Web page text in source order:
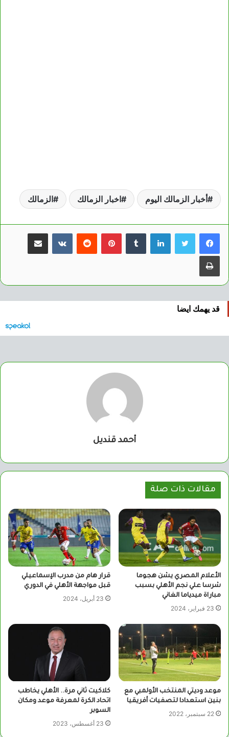
أخبار الزمالك اليوم اخبار الزمالك الزمالك
لينكدإن بينتيريست مشاركة عبر البريد
طباعة
قد يهمك ايضا
أحمد قنديل
مقالات ذات صلة
الأعلام المصري يشن هجوما
شرسا علي نجم الأهلي بسبب
مباراة ميدياما الغاني
23 فبراير، 2024
قرار هام من مدرب الإسماعيلي
قبل مواجهة الأهلي في الدوري
23 أبريل، 2024
موعد وديتي المنتخب الأولمبي مع
بنين استعدادا لتصفيات أفريقيا
22 سبتمبر، 2022
كلاكيت ثاني مرة.. الأهلي يخاطب
اتحاد الكرة لمعرفة موعد ومكان
السوبر
23 أغسطس، 2023